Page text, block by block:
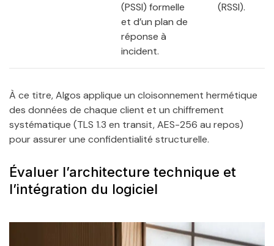
(PSSI) formelle
et d’un plan de
réponse à
incident.
(RSSI).
À ce titre, Algos applique un cloisonnement hermétique
des données de chaque client et un chiffrement
systématique (TLS 1.3 en transit, AES-256 au repos)
pour assurer une confidentialité structurelle.
Évaluer l’architecture technique et
l’intégration du logiciel